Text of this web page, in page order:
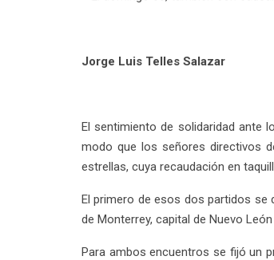
Jorge Luis Telles Salazar
El sentimiento de solidaridad ante
modo que los señores directivos
estrellas, cuya recaudación en
El primero de esos dos partidos se
de Monterrey, capital de Nuevo
Para ambos encuentros se fijó un